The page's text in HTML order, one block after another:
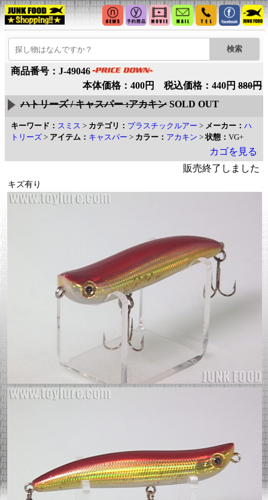
商品番号：J-49046
本体価格：400円 税込価格：440円 880円
ハトリーズ / キャスパー :アカキン SOLD OUT
キーワード： スミス > カテゴリ： プラスチックルアー > メーカー： ハ
トリーズ > アイテム： キャスパー > カラー： アカキン >状態： VG+
カゴを見る
販売終了しました
キズ有り